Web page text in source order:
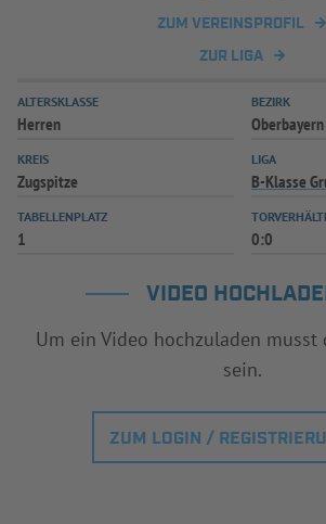
ZUM VEREINSPROFIL
ZUR LIGA
ALTERSKLASSE
Herren
BEZIRK
Oberbayern
KREIS
Zugspitze
LIGA
B-Klasse
TABELLENPLATZ
1 0:0
VIDEO
Um ein Video hochzuladen
sein.
ZUM LOGIN /